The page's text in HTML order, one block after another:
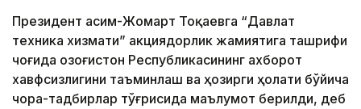
Президент Қасим-Жомарт Тоқаевга “Давлат
техника хизмати” акциядорлик жамиятига ташрифи
чоғида Қозоғистон Республикасининг ахборот
хавфсизлигини таъминлаш ва ҳозирги ҳолати бўйича
чора-тадбирлар тўғрисида маълумот берилди, деб